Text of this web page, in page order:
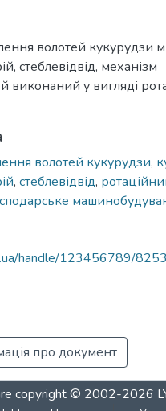
волотей кукурудзи
стеблевідвід, механізм
виконаний у вигляді
волотей кукурудзи,
, стеблевідвід,
handle/123456789/8253
про документ
copyright © 2002-2026